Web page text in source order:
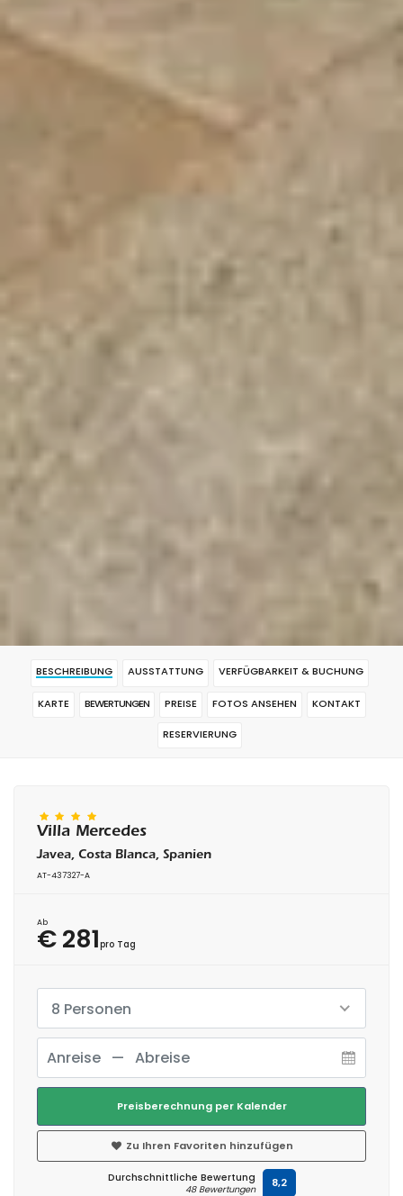
BESCHREIBUNG AUSSTATTUNG VERFÜGBARKEIT & BUCHUNG
KARTE BEWERTUNGEN PREISE FOTOS ANSEHEN KONTAKT
RESERVIERUNG
Villa Mercedes
Javea, Costa Blanca, Spanien
AT-437327-A
Ab
€ 281pro Tag
8 Personen
Preisberechnung per Kalender
Zu Ihren Favoriten hinzufügen
Durchschnittliche Bewertung
48 Bewertungen 8,2